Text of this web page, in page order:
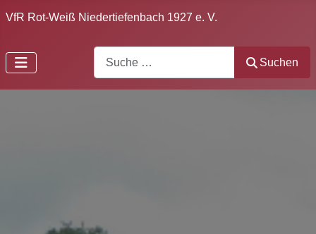
VfR Rot-Weiß Niedertiefenbach 1927 e. V.
Suchen